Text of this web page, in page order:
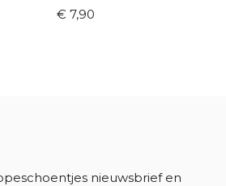
(maat 16/18 - 36/39)
€ 7,90
nieuwsbrief en